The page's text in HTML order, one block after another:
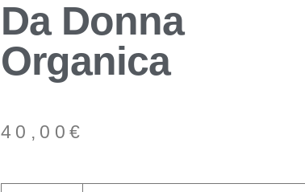
Da Donna
Organica
40,00 €